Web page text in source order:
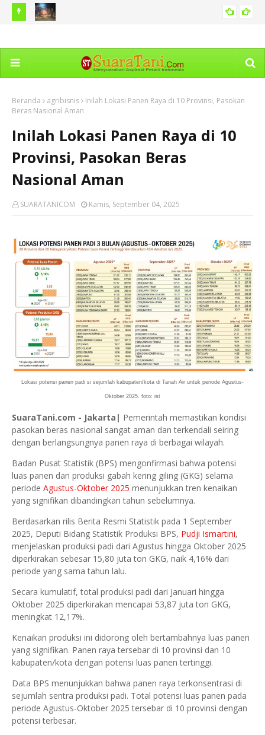
Air Termasuk di Sumut
Beranda agribisnis
Inilah Lokasi Panen Raya di 10 Provinsi, Pasokan
Beras Nasional Aman
Inilah Lokasi Panen Raya di 10
Provinsi, Pasokan Beras
Nasional Aman
SUARATANICOM Kamis, September 04, 2025
Lokasi potensi panen padi si sejumlah kabupaten/kota di Tanah Air untuk periode Agustus-
Oktober 2025. foto: ist
SuaraTani.com - Jakarta| Pemerintah memastikan kondisi
pasokan beras nasional sangat aman dan terkendali seiring
dengan berlangsungnya panen raya di berbagai wilayah.
Badan Pusat Statistik (BPS) mengonfirmasi bahwa potensi
luas panen dan produksi gabah kering giling (GKG) selama
periode Agustus-Oktober 2025 menunjukkan tren kenaikan
yang signifikan dibandingkan tahun sebelumnya.
Berdasarkan rilis Berita Resmi Statistik pada 1 September
2025, Deputi Bidang Statistik Produksi BPS, Pudji Ismartini,
menjelaskan produksi padi dari Agustus hingga Oktober 2025
diperkirakan sebesar 15,80 juta ton GKG, naik 4,16% dari
periode yang sama tahun lalu.
Secara kumulatif, total produksi padi dari Januari hingga
Oktober 2025 diperkirakan mencapai 53,87 juta ton GKG,
meningkat 12,17%.
Kenaikan produksi ini didorong oleh bertambahnya luas panen
yang signifikan. Panen raya tersebar di 10 provinsi dan 10
kabupaten/kota dengan potensi luas panen tertinggi.
Data BPS menunjukkan bahwa panen raya terkonsentrasi di
sejumlah sentra produksi padi. Total potensi luas panen pada
periode Agustus-Oktober 2025 tersebar di 10 provinsi dengan
potensi terbesar.